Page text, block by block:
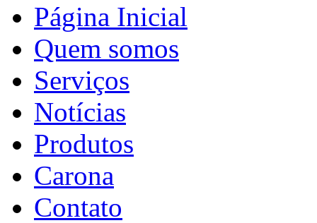
Página Inicial
Quem somos
Serviços
Notícias
Produtos
Carona
Contato